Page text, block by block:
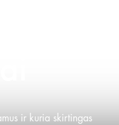
ir kuria skirtingas